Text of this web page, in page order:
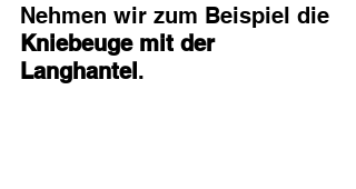
Nehmen wir zum Beispiel die
Kniebeuge mit der
Langhantel.